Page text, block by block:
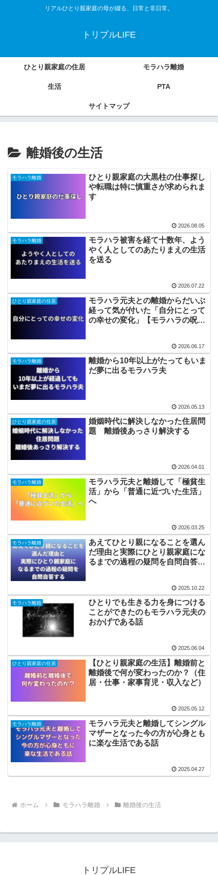
リアルひとり親家庭の母が綴る、日常と非日常。
トリプルLIFE
ひとり親家庭の住居 モラハラ離婚
生活 PTA
サイトマップ
離婚後の生活
モラハラ離婚
ひとり親家庭の大黒柱の仕事探し
や転職は特に慎重さが求められま
す
2026.08.05
モラハラ離婚
モラハラ被害を経て十数年、よう
やく人としてのあたりまえの生活
を送る
2026.07.22
ひとり親家庭の住居
モラハラ元夫との離婚からだいぶ
経って気が付いた「自分にとって
の幸せの変化」【モラハラの呪縛
2026.06.17
モラハラ離婚
離婚から10年以上がたってもいま
だ夢に出るモラハラ夫
2026.05.13
ひとり親家庭の住居
婚姻時代に解決しなかった住居問
題 離婚後あっさり解決する
2026.04.01
モラハラ離婚
モラハラ元夫と離婚して「極貧生
活」から「普通に近づいた生活」
へ
2026.03.25
モラハラ離婚
あえてひとり親になることを選ん
だ理由と実際にひとり親家庭にな
るまでの過程の疑問を自問自答す
2025.10.22
モラハラ離婚
ひとりでも生きる力を身につける
ことができたのもモラハラ元夫の
おかげである話
2025.06.04
ひとり親家庭の住居
【ひとり親家庭の生活】離婚前と
離婚後で何が変わったのか？（住
居・仕事・家事育児・収入など）
2025.05.12
モラハラ離婚
モラハラ元夫と離婚してシングル
マザーとなった今の方が心身とも
に楽な生活である話
2025.04.27
ホーム モラハラ離婚 離婚後の生活
トリプルLIFE